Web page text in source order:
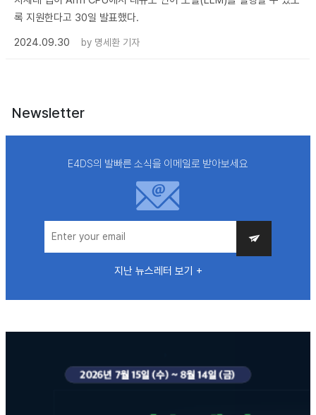
록 지원한다고 30일 발표했다.
2024.09.30
by 명세환 기자
Newsletter
E4DS의 발빠른 소식을 이메일로 받아보세요
지난 뉴스레터 보기 +